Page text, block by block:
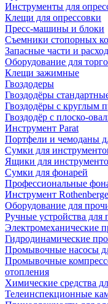
Инструменты для
Клещи для опрессовки
Пресс-машины и блоки
Съемники стопорных
Запасные части и
Оборудование для
Клещи зажимные
Гвоздодеры
Гвоздодёры
Гвоздодёры с круглым
Гвоздодёр с плоско-
Инструмент Parat
Портфели и чемоданы
Сумки для
Ящики для
Сумки для фонарей
Профессиональные
Инструмент
Оборудование для
Ручные устройства для
Электромеханические
Гидродинамические
Промывочные насосы
Промывочные
отопления
Химические средства
Телеинспекционные